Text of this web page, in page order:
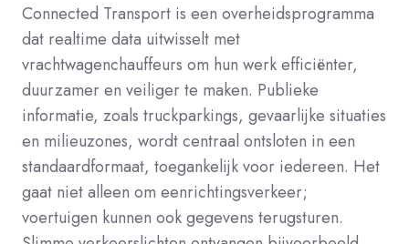
Connected Transport is een overheidsprogramma
dat realtime data uitwisselt met
vrachtwagenchauffeurs om hun werk efficiënter,
duurzamer en veiliger te maken. Publieke
informatie, zoals truckparkings, gevaarlijke situaties
en milieuzones, wordt centraal ontsloten in een
standaardformaat, toegankelijk voor iedereen. Het
gaat niet alleen om eenrichtingsverkeer;
voertuigen kunnen ook gegevens terugsturen.